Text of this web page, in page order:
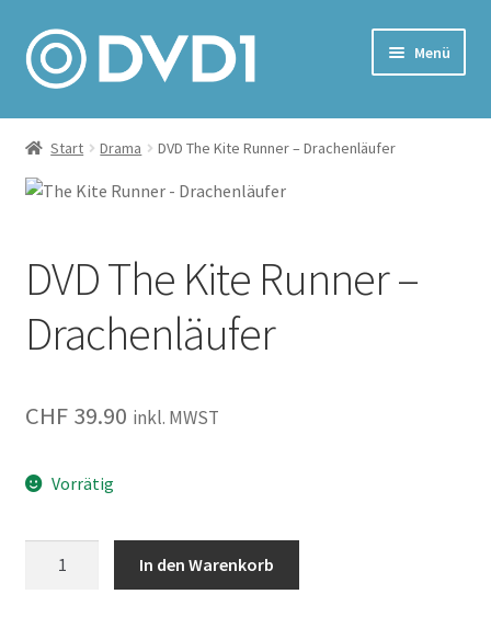
Zur
Navigation
springen
Zum
Inhalt
springen
Menü
Home
Versand & Lieferung
Start Drama DVD The Kite Runner – Drachenläufer
DVD The Kite Runner –
Drachenläufer
CHF39.90 inkl. MWST
Vorrätig
In den Warenkorb